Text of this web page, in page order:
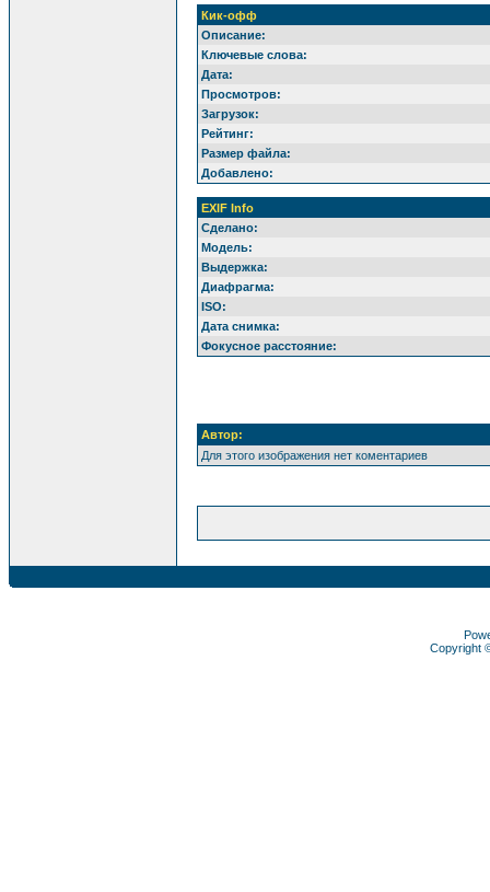
Кик-офф
Описание:
Ключевые слова:
Дата:
Просмотров:
Загрузок:
Рейтинг:
Размер файла:
Добавлено:
EXIF Info
Сделано:
Модель:
Выдержка:
Диафрагма:
ISO:
Дата снимка:
Фокусное расстояние:
Автор:
Для этого изображения нет коментариев
Copyright